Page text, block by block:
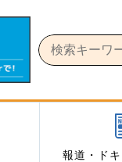
報道・ド